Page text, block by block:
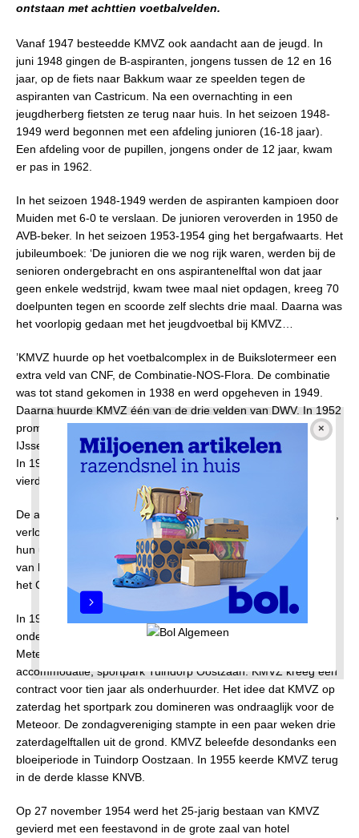
ontstaan met achttien voetbalvelden.
Vanaf 1947 besteedde KMVZ ook aandacht aan de jeugd. In
juni 1948 gingen de B-aspiranten, jongens tussen de 12 en 16
jaar, op de fiets naar Bakkum waar ze speelden tegen de
aspiranten van Castricum. Na een overnachting in een
jeugdherberg fietsten ze terug naar huis. In het seizoen 1948-
1949 werd begonnen met een afdeling junioren (16-18 jaar).
Een afdeling voor de pupillen, jongens onder de 12 jaar, kwam
er pas in 1962.
In het seizoen 1948-1949 werden de aspiranten kampioen door
Muiden met 6-0 te verslaan. De junioren veroverden in 1950 de
AVB-beker. In het seizoen 1953-1954 ging het bergafwaarts. Het
jubileumboek: ‘De junioren die we nog rijk waren, werden bij de
senioren ondergebracht en ons aspirantenelftal won dat jaar
geen enkele wedstrijd, kwam twee maal niet opdagen, kreeg 70
doelpunten tegen en scoorde zelf slechts drie maal. Daarna was
het voorlopig gedaan met het jeugdvoetbal bij KMVZ…
’KMVZ huurde op het voetbalcomplex in de Buikslotermeer een
extra veld van CNF, de Combinatie-NOS-Flora. De combinatie
was tot stand gekomen in 1938 en werd opgeheven in 1949.
Daarna huurde KMVZ één van de drie velden van DWV. In 1952
promoveerde KMVZ naar de derde klasse KNVB, waarin
IJsselmeervogels, Spakenburg en Huizen tegenstander waren.
In 1953 degradeerde de club van Ketjen meteen weer naar de
vierde klasse.
De aanhang van KMVZ was trouw. Het jubileumboek: ‘Vrouwen,
verloofdes, kinderen en supporters vergezelden de spelers op
hun uitwedstrijden (…).’ De supportersbus van KMVZ vertrok
van het Kraaienplein, ging waarschijnlijk met de pont over naar
het Centraal Station en pikte daar de supporters uit de stad op.
In 1953 verliet KMVZ het fabrieksveld bij Ketjen en het veld in
onderhuur van DWV. Een alternatief was gevonden bij de
Meteoor, dat hoofdhuurder werd van een nieuwe
accommodatie, sportpark Tuindorp Oostzaan. KMVZ kreeg een
contract voor tien jaar als onderhuurder. Het idee dat KMVZ op
zaterdag het sportpark zou domineren was ondraaglijk voor de
Meteoor. De zondagvereniging stampte in een paar weken drie
zaterdagelftallen uit de grond. KMVZ beleefde desondanks een
bloeiperiode in Tuindorp Oostzaan. In 1955 keerde KMVZ terug
in de derde klasse KNVB.
Op 27 november 1954 werd het 25-jarig bestaan van KMVZ
gevierd met een feestavond in de grote zaal van hotel